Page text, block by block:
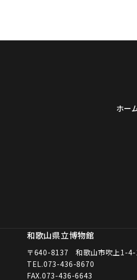
ホー
和歌山県立博物館
〒640-8137 和歌山市吹上1-
TEL.073-436-8670
FAX.073-436-6643